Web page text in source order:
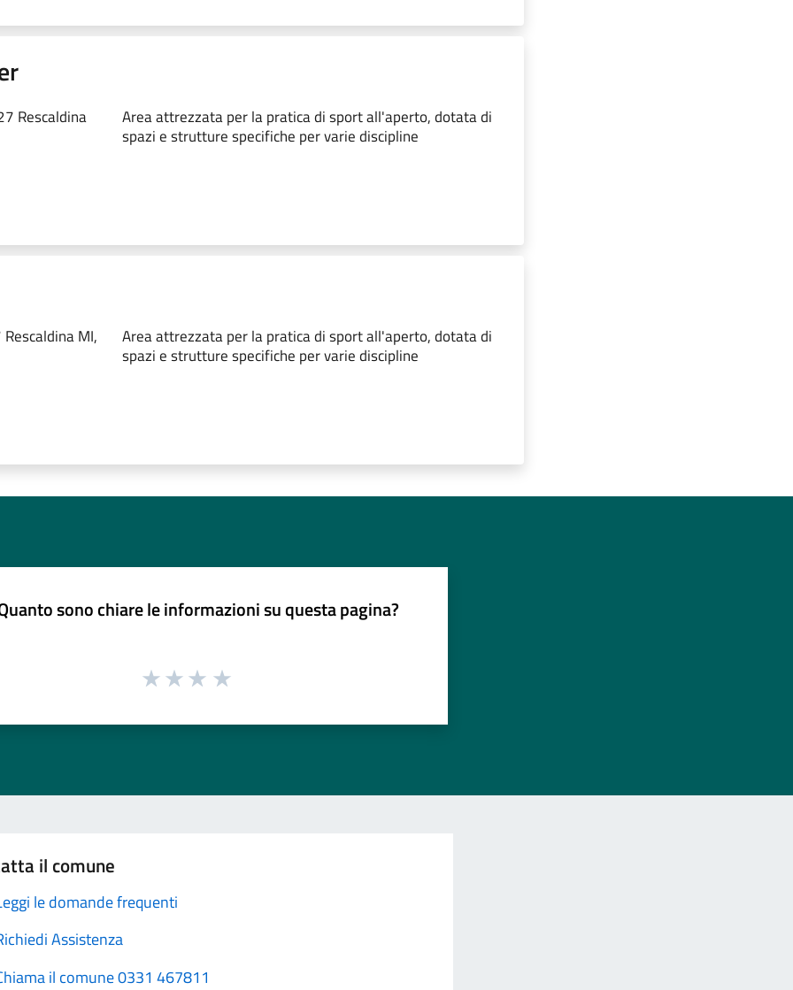
Rescaldina
Area attrezzata per la pratica di sport all'aperto, dotata di
spazi e strutture specifiche per varie discipline
MI,
Area attrezzata per la pratica di sport all'aperto, dotata di
spazi e strutture specifiche per varie discipline
sono chiare le informazioni su questa pagina?
il comune
le domande frequenti
Assistenza
il comune 0331 467811